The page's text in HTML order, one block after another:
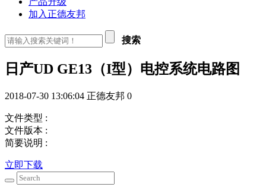
加入正德友邦
搜索
日产UD GE13（I型）电控系统电路图
2018-07-30 13:06:04 正德友邦 0
文件类型 :
文件版本 :
简要说明 :
立即下载